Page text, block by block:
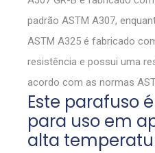
padrão ASTM A307,
ASTM A325 é fabricado
resistência e possui uma
acordo com as normas
Este parafuso
para uso em
alta